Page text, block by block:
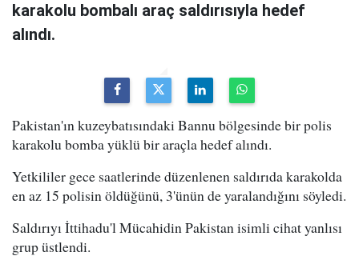
karakolu bombalı araç saldırısıyla hedef
alındı.
Pakistan'ın kuzeybatısındaki Bannu bölgesinde bir polis
karakolu bomba yüklü bir araçla hedef alındı.
Yetkililer gece saatlerinde düzenlenen saldırıda karakolda
en az 15 polisin öldüğünü, 3'ünün de yaralandığını söyledi.
Saldırıyı İttihadu'l Mücahidin Pakistan isimli cihat yanlısı
grup üstlendi.